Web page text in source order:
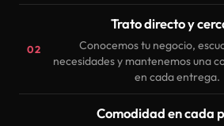
02
Trato directo y
Conocemos tu negocio,
necesidades y mantenemos una
en cada entrega.
Comodidad en cada